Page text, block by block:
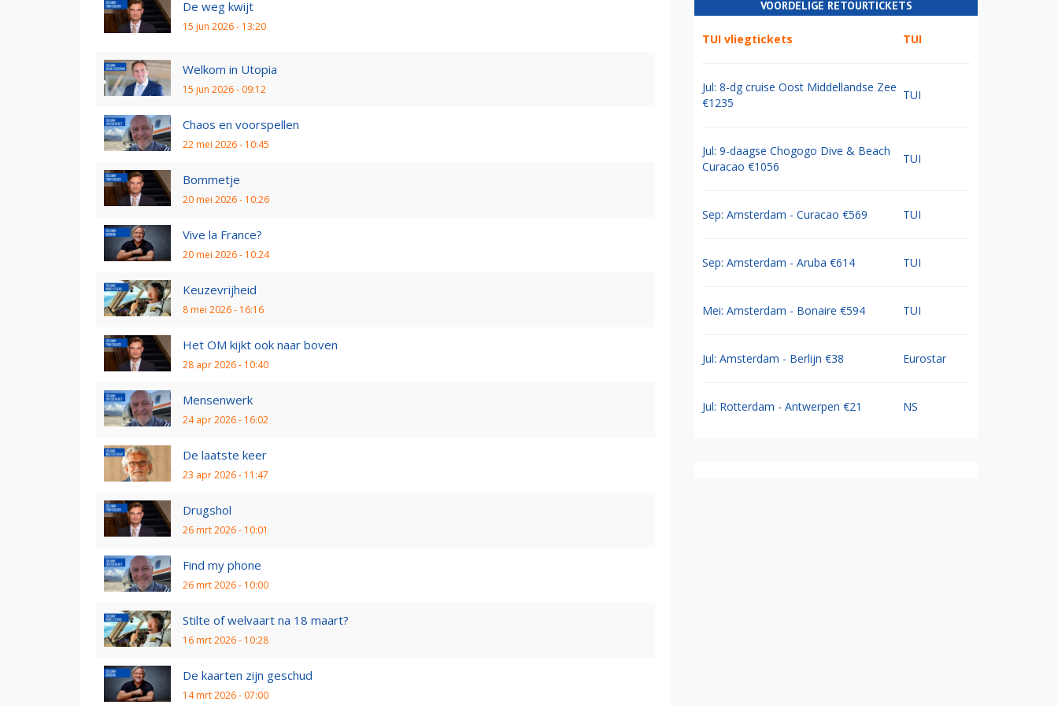
De weg kwijt
15 jun 2026 - 13:20
Welkom in Utopia
15 jun 2026 - 09:12
Chaos en voorspellen
22 mei 2026 - 10:45
Bommetje
20 mei 2026 - 10:26
Vive la France?
20 mei 2026 - 10:24
Keuzevrijheid
8 mei 2026 - 16:16
Het OM kijkt ook naar boven
28 apr 2026 - 10:40
Mensenwerk
24 apr 2026 - 16:02
De laatste keer
23 apr 2026 - 11:47
Drugshol
26 mrt 2026 - 10:01
Find my phone
26 mrt 2026 - 10:00
Stilte of welvaart na 18 maart?
16 mrt 2026 - 10:28
De kaarten zijn geschud
14 mrt 2026 - 07:00
VOORDELIGE RETOURTICKETS
TUI vliegtickets TUI
Jul: 8-dg cruise Oost Middellandse Zee
€1235
TUI
Jul: 9-daagse Chogogo Dive & Beach
Curacao €1056
TUI
Sep: Amsterdam - Curacao €569 TUI
Sep: Amsterdam - Aruba €614 TUI
Mei: Amsterdam - Bonaire €594 TUI
Jul: Amsterdam - Berlijn €38 Eurostar
Jul: Rotterdam - Antwerpen €21 NS